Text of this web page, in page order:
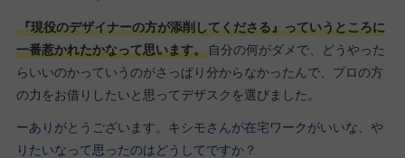
『現役のデザイナーの方が添削してくださる』っていうところに
一番惹かれたかなって思います。自分の何がダメで、どうやった
らいいのかっていうのがさっぱり分からなかったんで、プロの方
の力をお借りしたいと思ってデザスクを選びました。
ーありがとうございます。キシモさんが在宅ワークがいいな、や
りたいなって思ったのはどうしてですか？